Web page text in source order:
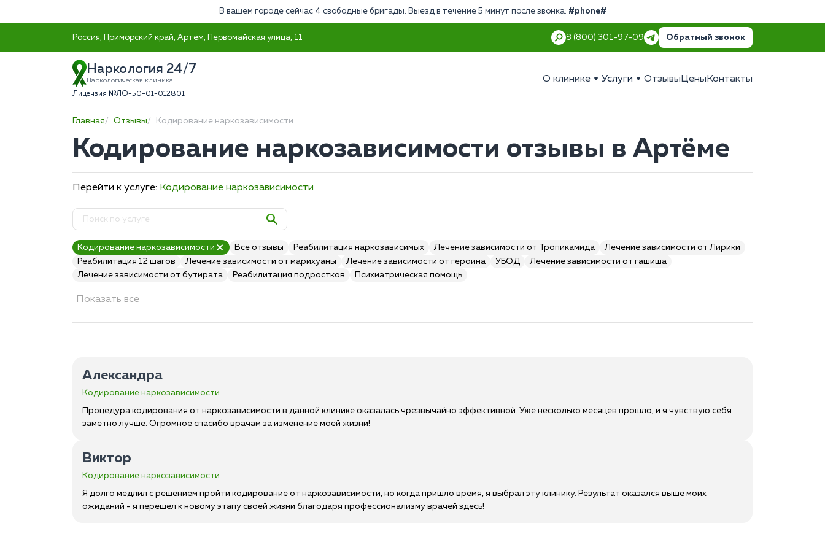
В вашем городе сейчас 4 свободные бригады. Выезд в течение 5 минут после звонка: #phone#
Россия, Приморский край, Артём, Первомайская улица, 11 8 (800) 301-97-09 Обратный звонок
Наркология 24/7
Наркологическая клиника
Лицензия №ЛО-50-01-012801
О клинике Услуги Отзывы Цены Контакты
Главная Отзывы Кодирование наркозависимости
Кодирование наркозависимости отзывы в Артёме
Перейти к услуге: Кодирование наркозависимости
Кодирование наркозависимости Все отзывы Реабилитация наркозависимых Лечение зависимости от Тропикамида
Лечение зависимости от Лирики
Реабилитация 12 шагов
Лечение зависимости от марихуаны Лечение зависимости от героина УБОД
Лечение зависимости от гашиша
Лечение зависимости от бутирата
Реабилитация подростков Психиатрическая помощь
Показать все
Александра
Кодирование наркозависимости
Процедура кодирования от наркозависимости в данной клинике оказалась чрезвычайно эффективной. Уже несколько месяцев прошло, и я чувствую себя
заметно лучше. Огромное спасибо врачам за изменение моей жизни!
Виктор
Кодирование наркозависимости
Я долго медлил с решением пройти кодирование от наркозависимости, но когда пришло время, я выбрал эту клинику. Результат оказался выше моих
ожиданий - я перешел к новому этапу своей жизни благодаря профессионализму врачей здесь!